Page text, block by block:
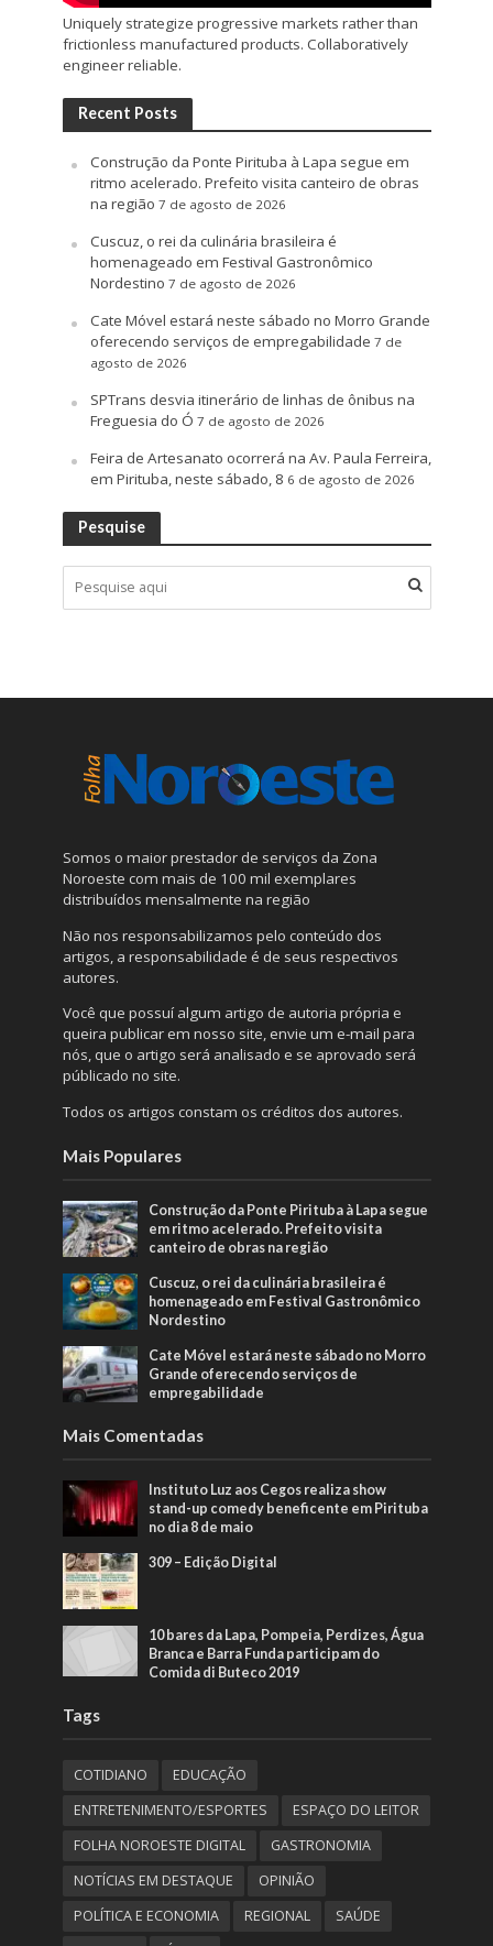
Uniquely strategize progressive markets rather than
frictionless manufactured products. Collaboratively
engineer reliable.
Recent Posts
Construção da Ponte Pirituba à Lapa segue em
ritmo acelerado. Prefeito visita canteiro de obras
na região 7 de agosto de 2026
Cuscuz, o rei da culinária brasileira é
homenageado em Festival Gastronômico
Nordestino 7 de agosto de 2026
Cate Móvel estará neste sábado no Morro Grande
oferecendo serviços de empregabilidade 7 de
agosto de 2026
SPTrans desvia itinerário de linhas de ônibus na
Freguesia do Ó 7 de agosto de 2026
Feira de Artesanato ocorrerá na Av. Paula Ferreira,
em Pirituba, neste sábado, 8 6 de agosto de 2026
Pesquise
Somos o maior prestador de serviços da Zona
Noroeste com mais de 100 mil exemplares
distribuídos mensalmente na região
Não nos responsabilizamos pelo conteúdo dos
artigos, a responsabilidade é de seus respectivos
autores.
Você que possuí algum artigo de autoria própria e
queira publicar em nosso site, envie um e-mail para
nós, que o artigo será analisado e se aprovado será
públicado no site.
Todos os artigos constam os créditos dos autores.
Mais Populares
Construção da Ponte Pirituba à Lapa segue
em ritmo acelerado. Prefeito visita
canteiro de obras na região
Cuscuz, o rei da culinária brasileira é
homenageado em Festival Gastronômico
Nordestino
Cate Móvel estará neste sábado no Morro
Grande oferecendo serviços de
empregabilidade
Mais Comentadas
Instituto Luz aos Cegos realiza show
stand-up comedy beneficente em Pirituba
no dia 8 de maio
309 – Edição Digital
10 bares da Lapa, Pompeia, Perdizes, Água
Branca e Barra Funda participam do
Comida di Buteco 2019
Tags
COTIDIANO
EDUCAÇÃO
ENTRETENIMENTO/ESPORTES
ESPAÇO DO LEITOR
FOLHA NOROESTE DIGITAL
GASTRONOMIA
NOTÍCIAS EM DESTAQUE
OPINIÃO
POLÍTICA E ECONOMIA
REGIONAL
SAÚDE